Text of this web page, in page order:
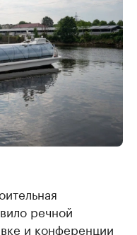
речной
и конференции